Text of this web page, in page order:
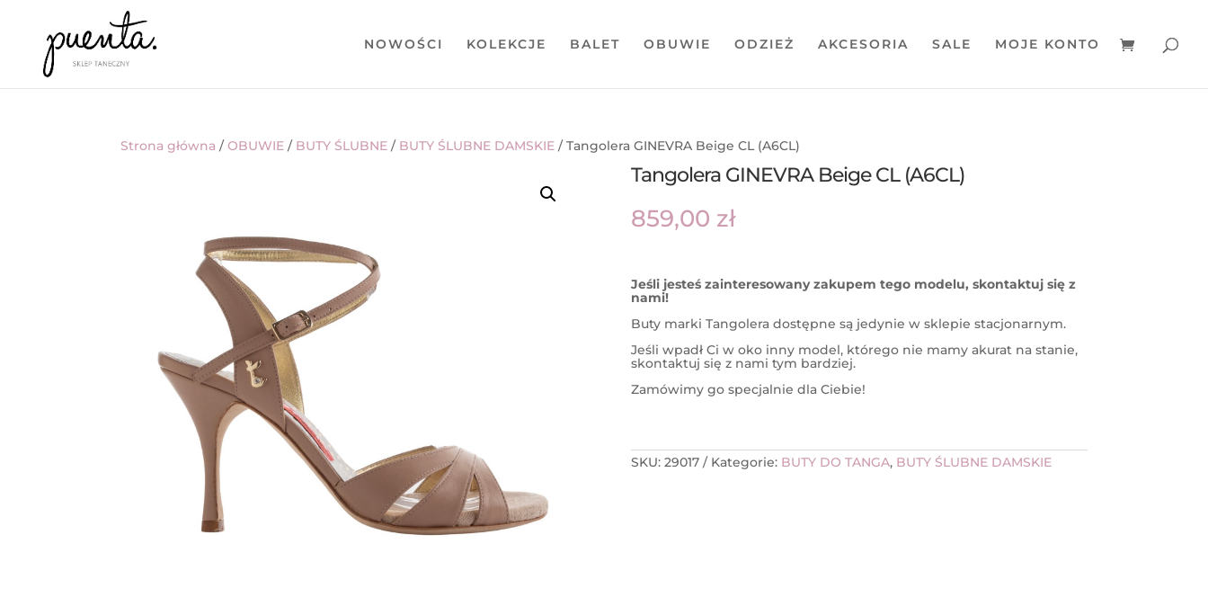
NOWOŚCI KOLEKCJE BALET OBUWIE ODZIEŻ AKCESORIA SALE MOJE KONTO
Strona główna /OBUWIE / BUTY ŚLUBNE / BUTY ŚLUBNE DAMSKIE / Tangolera GINEVRA Beige CL (A6CL)
Tangolera GINEVRA Beige CL (A6CL)
859,00 zł
Jeśli jesteś zainteresowany zakupem tego modelu, skontaktuj się z
nami!
Buty marki Tangolera dostępne są jedynie w sklepie stacjonarnym.
Jeśli wpadł Ci w oko inny model, którego nie mamy akurat na stanie,
skontaktuj się z nami tym bardziej.
Zamówimy go specjalnie dla Ciebie!
SKU: 29017 Kategorie: BUTY DO TANGA, BUTY ŚLUBNE DAMSKIE